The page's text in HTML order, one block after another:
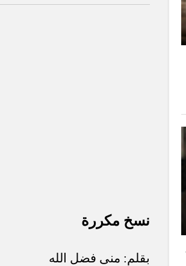
نسخ مكررة
بقلم: منى فضل الله